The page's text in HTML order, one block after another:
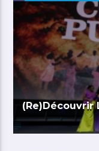
(Re)Découvrir